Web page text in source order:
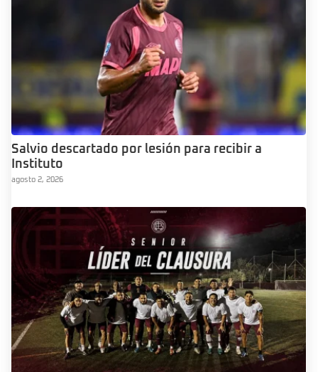
Salvio descartado por lesión para recibir a
Instituto
agosto 2, 2026